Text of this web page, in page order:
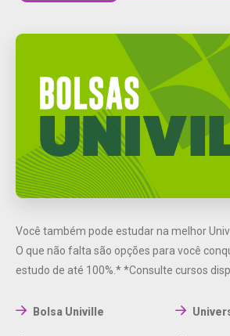
Você também pode estudar na melhor
O que não falta são opções para você
estudo de até 100%.**Consulte cursos
Bolsa Univille